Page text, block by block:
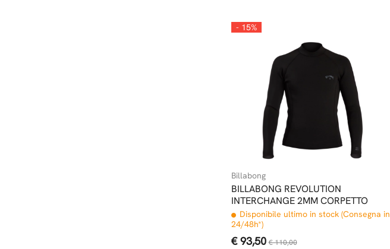
- 15%
Billabong
BILLABONG REVOLUTION
INTERCHANGE 2MM CORPETTO
Disponibile ultimo in stock (Consegna in
24/48h*)
€ 93,50 € 110,00